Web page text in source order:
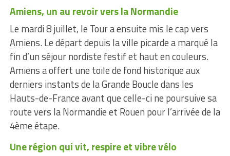
Amiens, un au revoir vers la Normandie
Le mardi 8 juillet, le Tour a ensuite mis le cap vers
Amiens. Le départ depuis la ville picarde a marqué la
fin d’un séjour nordiste festif et haut en couleurs.
Amiens a offert une toile de fond historique aux
derniers instants de la Grande Boucle dans les
Hauts-de-France avant que celle-ci ne poursuive sa
route vers la Normandie et Rouen pour l’arrivée de la
4ème étape.
Une région qui vit, respire et vibre vélo